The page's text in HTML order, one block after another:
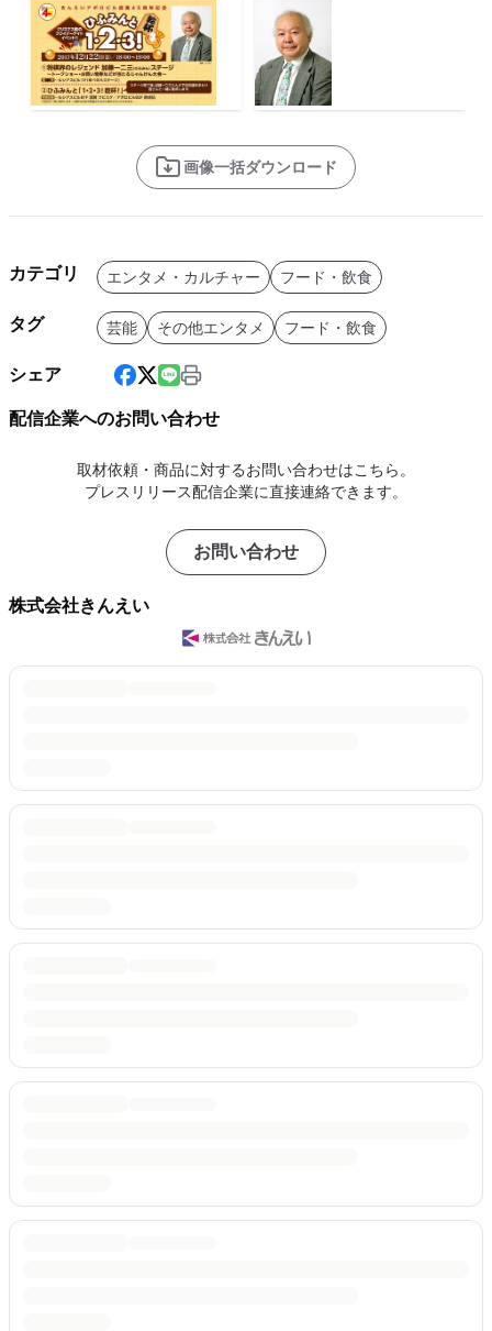
画像一括ダウンロード
カテゴリ エンタメ・カルチャー フード・飲食
タグ 芸能 その他エンタメ フード・飲食
シェア
配信企業へのお問い合わせ
取材依頼・商品に対するお問い合わせはこちら。
プレスリリース配信企業に直接連絡できます。
お問い合わせ
株式会社きんえい